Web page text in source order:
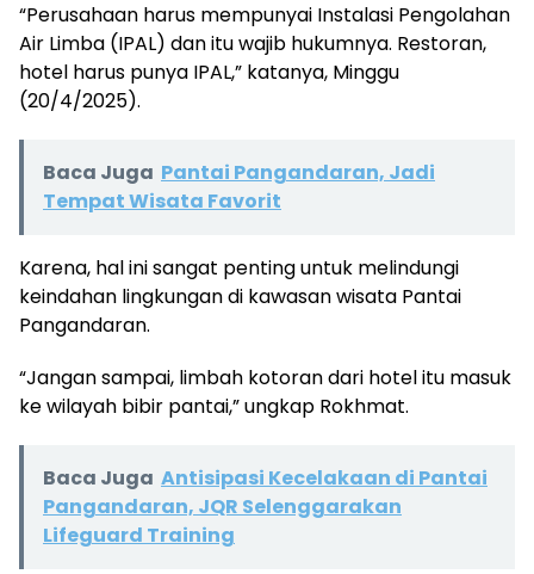
“Perusahaan harus mempunyai Instalasi Pengolahan
Air Limba (IPAL) dan itu wajib hukumnya. Restoran,
hotel harus punya IPAL,” katanya, Minggu
(20/4/2025).
Baca Juga Pantai Pangandaran, Jadi
Tempat Wisata Favorit
Karena, hal ini sangat penting untuk melindungi
keindahan lingkungan di kawasan wisata Pantai
Pangandaran.
“Jangan sampai, limbah kotoran dari hotel itu masuk
ke wilayah bibir pantai,” ungkap Rokhmat.
Baca Juga Antisipasi Kecelakaan di Pantai
Pangandaran, JQR Selenggarakan
Lifeguard Training